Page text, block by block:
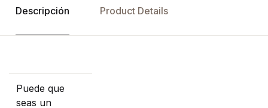
Descripción Product Details
Puede que
seas un